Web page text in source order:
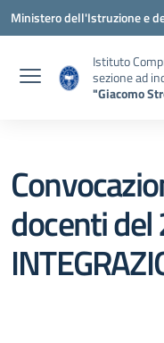
Vai ai contenuti
Vai al menu di navigazione
Vai al footer
Ministero dell'Istruzione e
Istituto
sezione ad
"Giacomo
docenti